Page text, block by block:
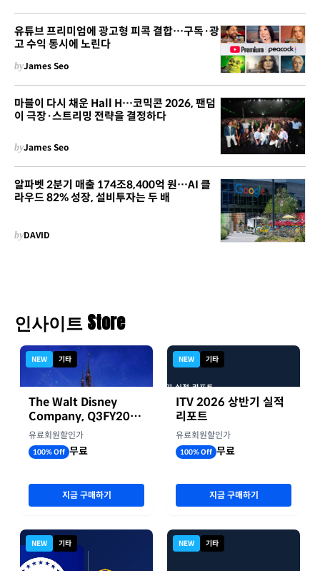
유튜브 프리미엄에 광고형 피콕 결합…구독·광
고 수익 동시에 노린다
byJames Seo
마블이 다시 채운 Hall H…코믹콘 2026, 팬덤
이 극장·스트리밍 전략을 결정하다
byJames Seo
알파벳 2분기 매출 174조8,400억 원…AI 클
라우드 82% 성장, 설비투자는 두 배
byDAVID
인사이트 Store
NEW 기타
The Walt Disney
Company, Q3FY2026
실적자료
유료회원할인가
100% Off 무료
지금 구매하기
NEW 기타
NEW 기타
ITV 2026 상반기 실적
리포트
유료회원할인가
100% Off 무료
지금 구매하기
NEW 기타